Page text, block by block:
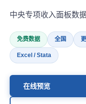
中央专项收入面板数
免费数据 全国
Excel / Stata
在线预览